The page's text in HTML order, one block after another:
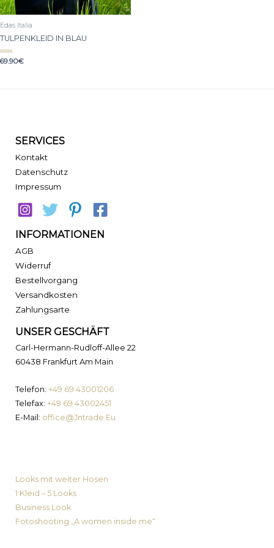
Edas Italia
TULPENKLEID IN BLAU
Bewertet
69.90€
SERVICES
Kontakt
Datenschutz
Impressum
INFORMATIONEN
AGB
Widerruf
Bestellvorgang
Versandkosten
Zahlungsarte
UNSER GESCHÄFT
Carl-Hermann-Rudloff-Allee 22
60438 Frankfurt Am Main
Telefon: +49 69 43001206
Telefax: +49 69 43002451
E-Mail: office@Jntrade.Eu
Looks mit weiter Hosen
1 Kleid – 5 Looks
Business Look
Fotoshooting „A women inside me“